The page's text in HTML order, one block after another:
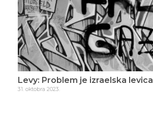
Levy: Problem je izraelska levica
31. oktobra 2023.